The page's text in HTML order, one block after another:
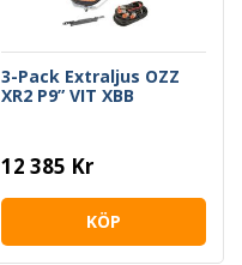
3-Pack Extraljus OZZ
XR2 P9” VIT XBB
12 385 Kr
KÖP